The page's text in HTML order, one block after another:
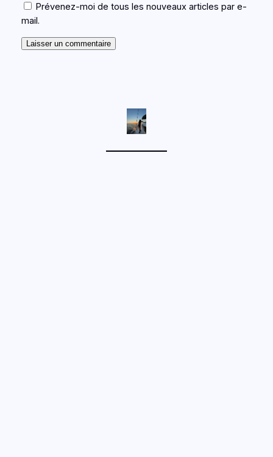
Prévenez-moi de tous les nouveaux articles par e-
mail.